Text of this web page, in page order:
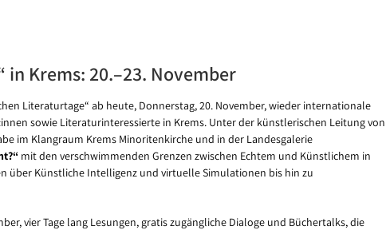
Krems: 20.–23. November
Literaturtage“ ab heute, Donnerstag, 20. November, wieder internationale
sowie Literaturinteressierte in Krems. Unter der künstlerischen Leitung von
im Klangraum Krems Minoritenkirche und in der Landesgalerie
mit den verschwimmenden Grenzen zwischen Echtem und Künstlichem in
über Künstliche Intelligenz und virtuelle Simulationen bis hin zu
vier Tage lang Lesungen, gratis zugängliche Dialoge und Büchertalks, die